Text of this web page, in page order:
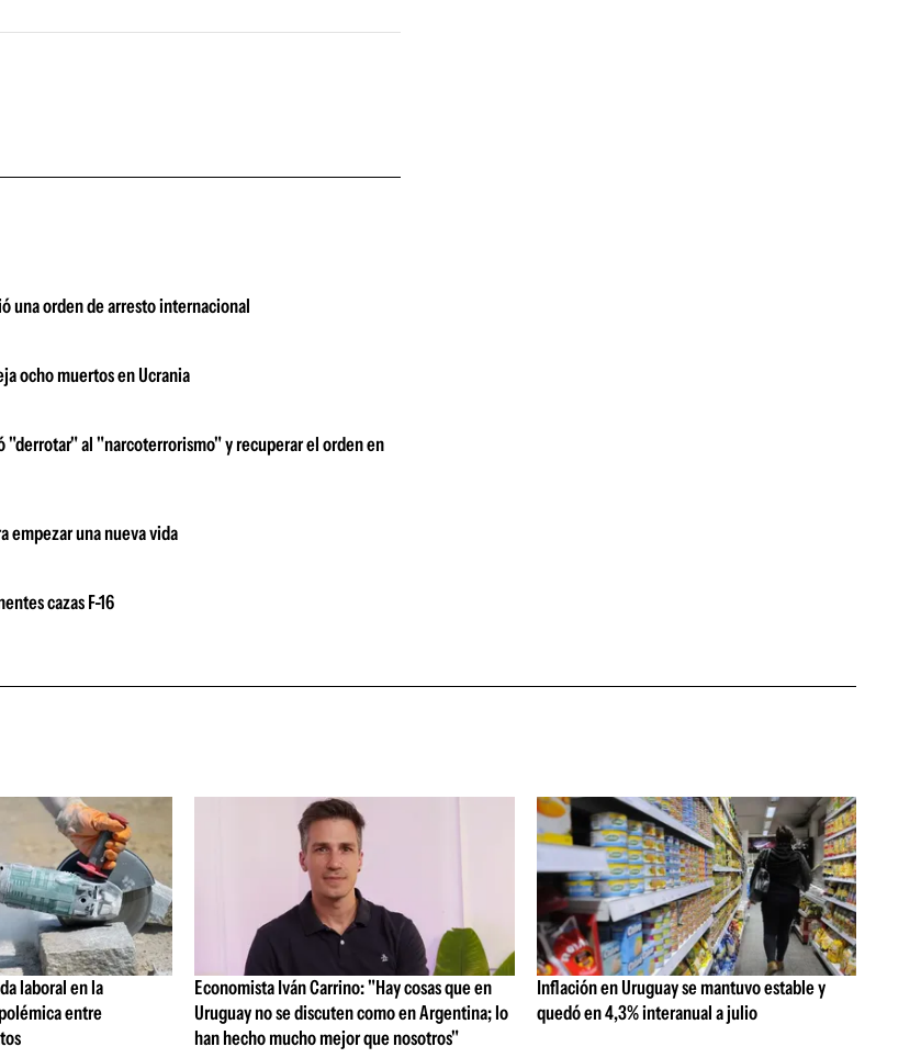
una orden de arresto internacional
ocho muertos en Ucrania
"derrotar" al "narcoterrorismo" y recuperar el orden en
empezar una nueva vida
cazas F-16
laboral en la
entre
Economista Iván Carrino: "Hay cosas que en
Uruguay no se discuten como en Argentina; lo
han hecho mucho mejor que nosotros"
Inflación en Uruguay se mantuvo estable y
quedó en 4,3% interanual a julio